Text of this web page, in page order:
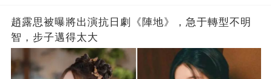
趙露思被曝將出演抗日劇《陣地》，急于轉型不明
智，步子邁得太大